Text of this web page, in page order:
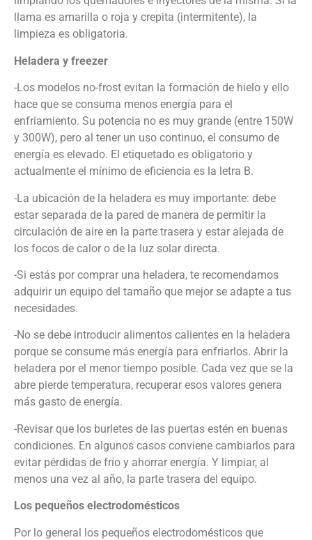
llama es amarilla o roja y crepita (intermitente), la
limpieza es obligatoria.
Heladera y freezer
-Los modelos no-frost evitan la formación de hielo y ello
hace que se consuma menos energía para el
enfriamiento. Su potencia no es muy grande (entre 150W
y 300W), pero al tener un uso continuo, el consumo de
energía es elevado. El etiquetado es obligatorio y
actualmente el mínimo de eficiencia es la letra B.
-La ubicación de la heladera es muy importante: debe
estar separada de la pared de manera de permitir la
circulación de aire en la parte trasera y estar alejada de
los focos de calor o de la luz solar directa.
-Si estás por comprar una heladera, te recomendamos
adquirir un equipo del tamaño que mejor se adapte a tus
necesidades.
-No se debe introducir alimentos calientes en la heladera
porque se consume más energía para enfriarlos. Abrir la
heladera por el menor tiempo posible. Cada vez que se la
abre pierde temperatura, recuperar esos valores genera
más gasto de energía.
-Revisar que los burletes de las puertas estén en buenas
condiciones. En algunos casos conviene cambiarlos para
evitar pérdidas de frío y ahorrar energía. Y limpiar, al
menos una vez al año, la parte trasera del equipo.
Los pequeños electrodomésticos
Por lo general los pequeños electrodomésticos que